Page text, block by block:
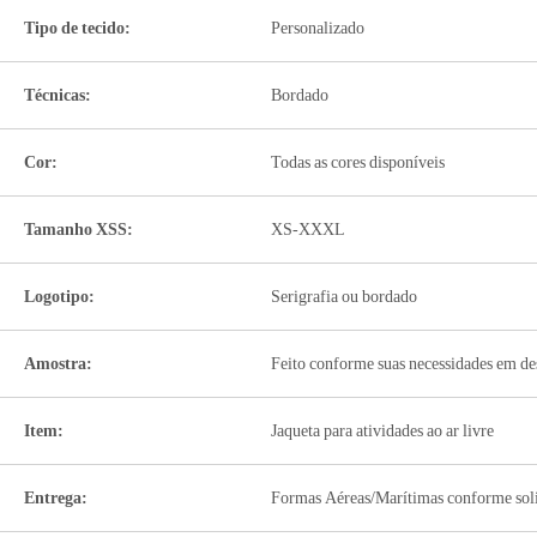
Tipo de tecido: Personalizado
Técnicas: Bordado
Cor: Todas as cores disponíveis
Tamanho XSS: XS-XXXL
Logotipo: Serigrafia ou bordado
Amostra: Feito conforme suas necessidades em
Item: Jaqueta para atividades ao ar livre
Entrega: Formas Aéreas/Marítimas conforme